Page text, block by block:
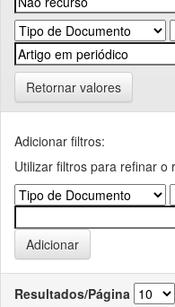
Retornar valores
Adicionar filtros:
Utilizar filtros para refinar o
Resultados/Página